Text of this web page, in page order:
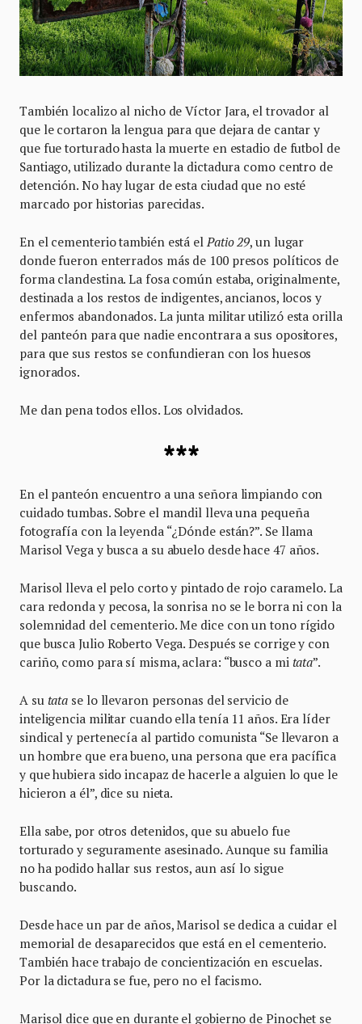
También localizo al nicho de Víctor Jara, el trovador al
que le cortaron la lengua para que dejara de cantar y
que fue torturado hasta la muerte en estadio de futbol de
Santiago, utilizado durante la dictadura como centro de
detención. No hay lugar de esta ciudad que no esté
marcado por historias parecidas.
En el cementerio también está elPatio 29, un lugar
donde fueron enterrados más de 100 presos políticos de
forma clandestina. La fosa común estaba, originalmente,
destinada a los restos de indigentes, ancianos, locos y
enfermos abandonados. La junta militar utilizó esta orilla
del panteón para que nadie encontrara a sus opositores,
para que sus restos se confundieran con los huesos
ignorados.
Me dan pena todos ellos. Los olvidados.
***
En el panteón encuentro a una señora limpiando con
cuidado tumbas. Sobre el mandil lleva una pequeña
fotografía con la leyenda “¿Dónde están?”. Se llama
Marisol Vega y busca a su abuelo desde hace 47 años.
Marisol lleva el pelo corto y pintado de rojo caramelo. La
cara redonda y pecosa, la sonrisa no se le borra ni con la
solemnidad del cementerio. Me dice con un tono rígido
que busca Julio Roberto Vega. Después se corrige y con
cariño, como para sí misma, aclara: “busco a mi tata”.
A su tata se lo llevaron personas del servicio de
inteligencia militar cuando ella tenía 11 años. Era líder
sindical y pertenecía al partido comunista “Se llevaron a
un hombre que era bueno, una persona que era pacífica
y que hubiera sido incapaz de hacerle a alguien lo que le
hicieron a él”, dice su nieta.
Ella sabe, por otros detenidos, que su abuelo fue
torturado y seguramente asesinado. Aunque su familia
no ha podido hallar sus restos, aun así lo sigue
buscando.
Desde hace un par de años, Marisol se dedica a cuidar el
memorial de desaparecidos que está en el cementerio.
También hace trabajo de concientización en escuelas.
Por la dictadura se fue, pero no el facismo.
Marisol dice que en durante el gobierno de Pinochet se